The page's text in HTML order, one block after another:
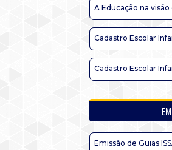
A Educação na
Cadastro Escolar
Cadastro Escolar
Emissão de Guias